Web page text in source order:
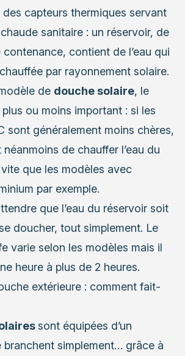
des capteurs thermiques servant
sanitaire : un réservoir, de
contient de l’eau qui
par rayonnement solaire.
de douche solaire, le
ou moins important : si les
sont généralement moins chères,
de chauffer l’eau du
que les modèles avec
par exemple.
que l’eau du réservoir soit
doucher, tout simplement. Le
varie selon les modèles mais il
heure à plus de 2 heures.
extérieure : comment fait-
sont équipées d’un
branchent simplement… grâce à